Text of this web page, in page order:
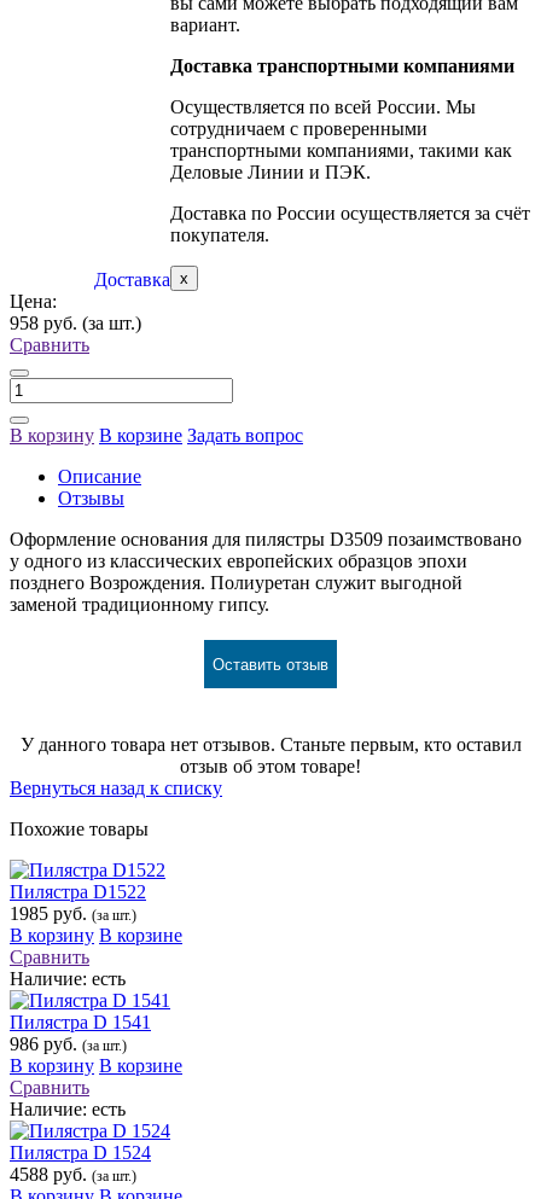
Доставка
вариант.
Доставка транспортными компаниями
Осуществляется по всей России. Мы
сотрудничаем с проверенными
транспортными компаниями, такими как
Деловые Линии и ПЭК.
Доставка по России осуществляется за счёт
покупателя.
x
Цена:
958 руб. (за шт.)
Сравнить
В корзину В корзине Задать вопрос
Описание
Отзывы
Оформление основания для пилястры D3509 позаимствовано
у одного из классических европейских образцов эпохи
позднего Возрождения. Полиуретан служит выгодной
заменой традиционному гипсу.
Оставить отзыв
У данного товара нет отзывов. Станьте первым, кто оставил
отзыв об этом товаре!
Вернуться назад к списку
Похожие товары
Пилястра D1522
1985 руб. (за шт.)
В корзину В корзине
Сравнить
Наличие: есть
Пилястра D 1541
986 руб. (за шт.)
В корзину В корзине
Сравнить
Наличие: есть
Пилястра D 1524
4588 руб. (за шт.)